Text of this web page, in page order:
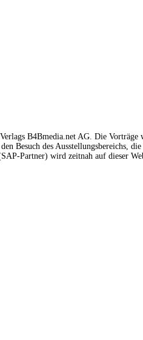
B4Bmedia.net AG. Die
Besuch des Ausstellungsbereichs,
Partner) wird zeitnah auf dieser